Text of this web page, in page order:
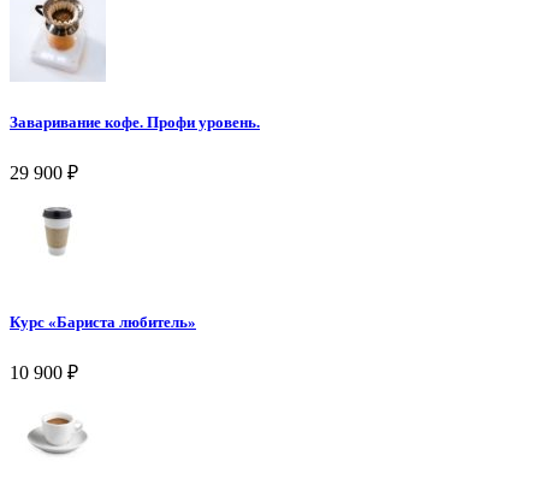
Заваривание кофе. Профи уровень.
29 900 ₽
Курс «Бариста любитель»
10 900 ₽